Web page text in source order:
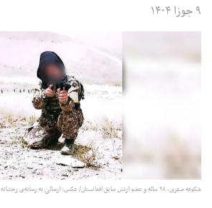
۹ جوزا ۱۴۰۴
شکوفه صفری، ۲۸ ساله و عضو ارتش سابق افغانستان/ عکس: ارسالی به رسانه‌ی رخشانه